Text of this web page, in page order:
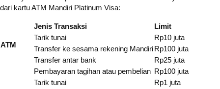
dari kartu ATM Mandiri Platinum Visa:
ATM
Jenis Transaksi
Limit
Tarik tunai
Rp10 juta
Transfer ke sesama rekening MandiriRp100 juta
Transfer antar bank
Rp25 juta
Pembayaran tagihan atau pembelian Rp100 juta
Tarik tunai
Rp1 juta